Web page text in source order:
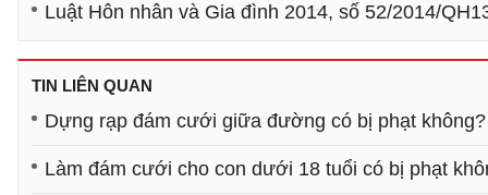
Luật Hôn nhân và Gia đình 2014, số 52/2014/
TIN LIÊN QUAN
Dựng rạp đám cưới giữa đường có bị phạt không?
Làm đám cưới cho con dưới 18 tuổi có bị phạt